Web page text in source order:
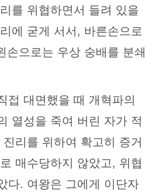
를 위협하면서 들려 있을
에 굳게 서서, 바른손으로
손으로는 우상 숭배를 분쇄
접 대면했을 때 개혁파의
열성을 죽여 버린 자가 적
리를 위하여 확고히 증거
매수당하지 않았고, 위협
다. 여왕은 그에게 이단자